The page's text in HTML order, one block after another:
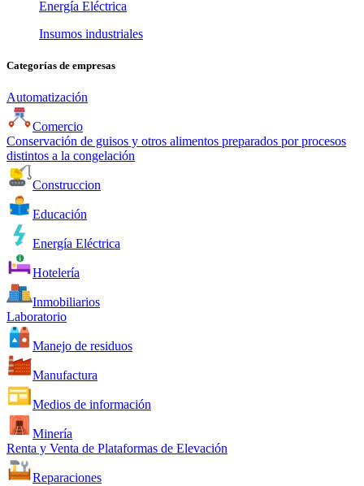
Energía Eléctrica
Insumos industriales
Categorías de empresas
Automatización
Comercio
Conservación de guisos y otros alimentos preparados por procesos
distintos a la congelación
Construccion
Educación
Energía Eléctrica
Hotelería
Inmobiliarios
Laboratorio
Manejo de residuos
Manufactura
Medios de información
Minería
Renta y Venta de Plataformas de Elevación
Reparaciones